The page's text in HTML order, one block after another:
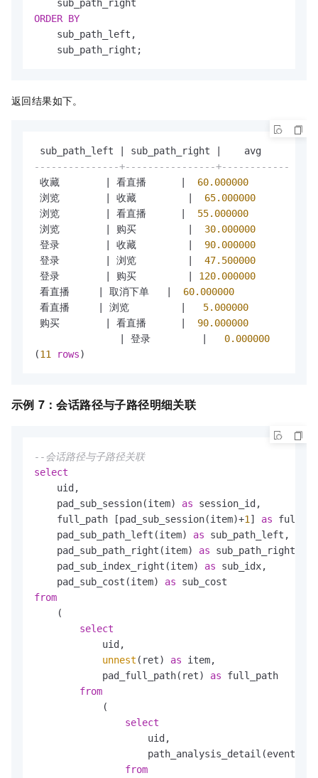
ORDER BY
    sub_path_left,
    sub_path_right;
返回结果如下。
sub_path_left sub_path_right
---------------+----------------+------------
收藏
看直播
60.000000
浏览
收藏
65.000000
浏览
看直播
55.000000
浏览
购买
30.000000
登录
收藏
90.000000
登录
浏览
47.500000
登录
购买
120.000000
看直播
取消下单
60.000000
看直播
浏览
5.000000
购买
看直播
90.000000
登录
0.000000
(11 rows)
示例 7：会话路径与子路径明细关联
--会话路径与子路径关联
select
    uid,
    pad_sub_session(item)
as session_id,
    full_path [pad_sub_session(item)
+1 ] as
    pad_sub_path_left(item)
as sub_path_left,
    pad_sub_path_right(item)
as sub_path_right,
    pad_sub_index_right(item)
as sub_idx,
    pad_sub_cost(item)
as
from
    (
select
            uid,
unnest (ret) as item,
            pad_full_path(ret)
as full_path
from
            (
select
                    uid,
path_analysis_detail(event,
from